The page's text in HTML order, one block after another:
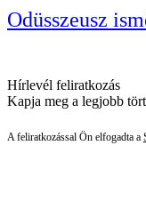
Odüsszeusz
Hírlevél feliratkozás
Kapja meg a legjobb
A feliratkozással Ön elfogadta a